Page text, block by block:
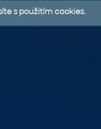
s použitím cookies.